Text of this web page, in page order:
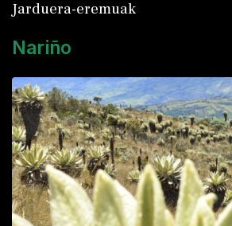
Jarduera-eremuak
Nariño